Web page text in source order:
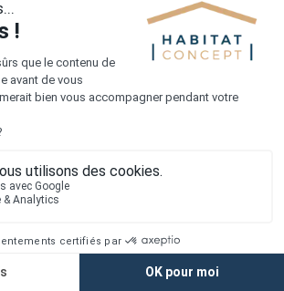
l'achat du terrain et la construction, il
compte la viabilisation si elle n'est pas
Les frais de raccordements et les
entre 5 000 et 15 000 euros selon la
du terrain et son accès.
notaire
tournez vers une maison existante, il sera
des travaux de rénovation. Ceux-ci sont
et doivent être ajoutés au prix de l'achat